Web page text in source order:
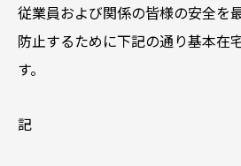
従業員および関係の皆様の安全を
防止するために下記の通り基本在
す。
記